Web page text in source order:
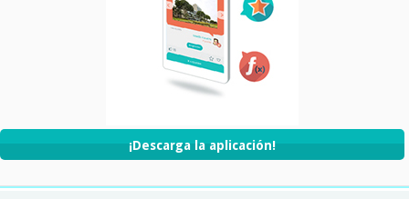
¡Descarga la aplicación!